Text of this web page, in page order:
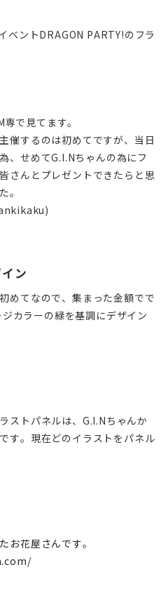
ントDRAGON PARTY!のフラ
で見てます。
催するのは初めてですが、当日
、せめてG.I.Nちゃんの為にフ
さんとプレゼントできたらと思
。
ン
めてなので、集まった金額でで
カラーの緑を基調にデザイン
ストパネルは、G.I.Nちゃんか
す。現在どのイラストをパネル
お花屋さんです。